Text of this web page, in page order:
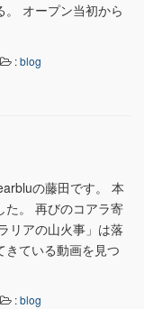
オープン当初から
:blog
の藤田です。 本
た。 再びのコアラ寄
リアの山火事」は落
きている動画を見つ
:blog